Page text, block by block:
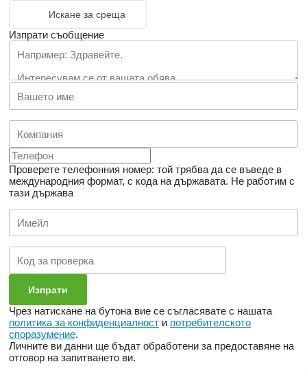
Искане за среща
Изпрати съобщение
Проверете телефонния номер: той трябва да се въведе в
международния формат, с кода на държавата. Не работим с
тази държава
Чрез натискане на бутона вие се съгласявате с нашата
политика за конфиденциалност и потребителското
споразумение.
Личните ви данни ще бъдат обработени за предоставяне на
отговор на запитването ви.